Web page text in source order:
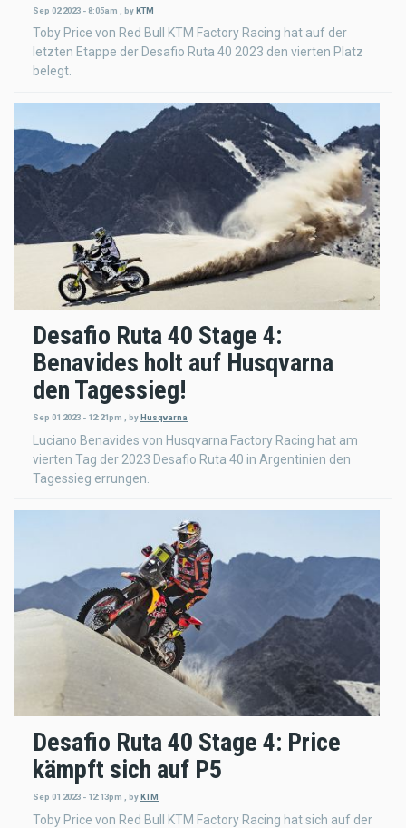
Sep 02 2023 - 8:05am byKTM
Toby Price von Red Bull KTM Factory Racing hat auf der
letzten Etappe der Desafio Ruta 40 2023 den vierten Platz
belegt.
Desafio Ruta 40 Stage 4:
Benavides holt auf Husqvarna
den Tagessieg!
Sep 01 2023 - 12:21pm byHusqvarna
Luciano Benavides von Husqvarna Factory Racing hat am
vierten Tag der 2023 Desafio Ruta 40 in Argentinien den
Tagessieg errungen.
Desafio Ruta 40 Stage 4: Price
kämpft sich auf P5
Sep 01 2023 - 12:13pm byKTM
Toby Price von Red Bull KTM Factory Racing hat sich auf der